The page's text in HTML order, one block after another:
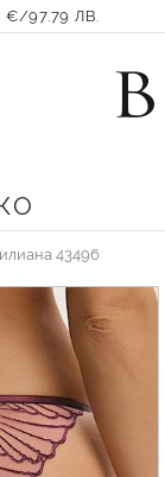
€/97.79 ЛВ.
43496